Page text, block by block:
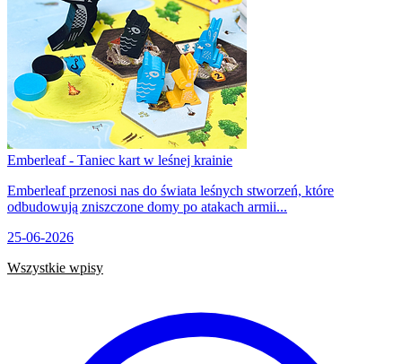
Emberleaf - Taniec kart w leśnej krainie
Emberleaf przenosi nas do świata leśnych stworzeń, które
odbudowują zniszczone domy po atakach armii...
25-06-2026
Wszystkie wpisy